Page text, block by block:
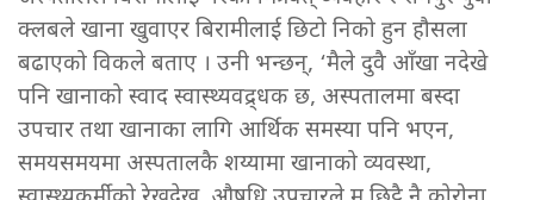
क्लबले खाना खुवाएर बिरामीलाई छिटो निको हुन हौसला
बढाएको विकले बताए । उनी भन्छन्, ‘मैले दुवै आँखा नदेखे
पनि खानाको स्वाद स्वास्थ्यवद्र्धक छ, अस्पतालमा बस्दा
उपचार तथा खानाका लागि आर्थिक समस्या पनि भएन,
समयसमयमा अस्पतालकै शय्यामा खानाको व्यवस्था,